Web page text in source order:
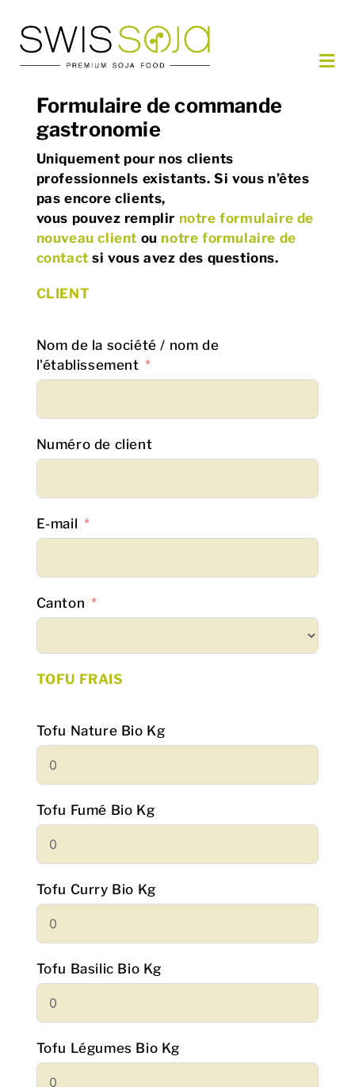
contenu
NOS PRODUITS
COMMANDER
RECETTES
PARTENAIRES
À PROPOS
CONTACT
Formulaire de commande
gastronomie
Uniquement pour nos clients
professionnels existants. Si vous n’êtes
pas encore clients,
vous pouvez remplir notre formulaire de
nouveau client ou notre formulaire de
contact si vous avez des questions.
CLIENT
Nom de la société / nom de
l'établissement
Numéro de client
E-mail
Canton
TOFU FRAIS
Tofu Nature Bio Kg
Tofu Fumé Bio Kg
Tofu Curry Bio Kg
Tofu Basilic Bio Kg
Tofu Légumes Bio Kg